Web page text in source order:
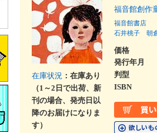
在庫状況 ：在庫あり
（1～2日で出荷、新
刊の場合、発売日以
降のお届けになりま
す）
福音館創作
福音館書店
石井桃子
朝
価格
発行年月
判型
ISBN